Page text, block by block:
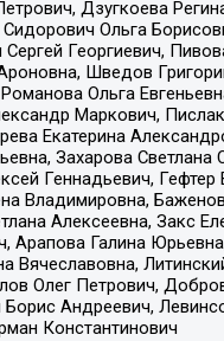
Дзугкоева
Ольга
Георгиевич,
Шведов
Ольга
Маркович,
Екатерина
Захарова
Геннадьевич,
Владимировна,
Алексеевна, Закс
Арапова Галина
Вячеславовна,
Олег Петрович,
Борис Андреевич,
Константинович